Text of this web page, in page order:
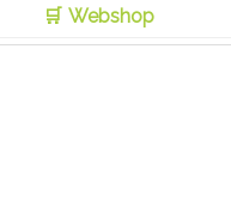
Webshop